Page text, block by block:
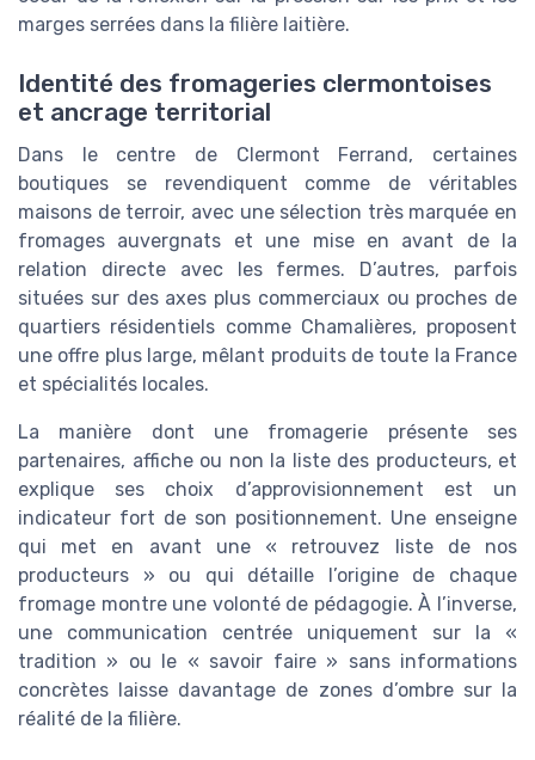
marges serrées dans la filière laitière.
Identité des fromageries clermontoises
et ancrage territorial
Dans le centre de Clermont Ferrand, certaines
boutiques se revendiquent comme de véritables
maisons de terroir, avec une sélection très marquée en
fromages auvergnats et une mise en avant de la
relation directe avec les fermes. D’autres, parfois
situées sur des axes plus commerciaux ou proches de
quartiers résidentiels comme Chamalières, proposent
une offre plus large, mêlant produits de toute la France
et spécialités locales.
La manière dont une fromagerie présente ses
partenaires, affiche ou non la liste des producteurs, et
explique ses choix d’approvisionnement est un
indicateur fort de son positionnement. Une enseigne
qui met en avant une « retrouvez liste de nos
producteurs » ou qui détaille l’origine de chaque
fromage montre une volonté de pédagogie. À l’inverse,
une communication centrée uniquement sur la «
tradition » ou le « savoir faire » sans informations
concrètes laisse davantage de zones d’ombre sur la
réalité de la filière.